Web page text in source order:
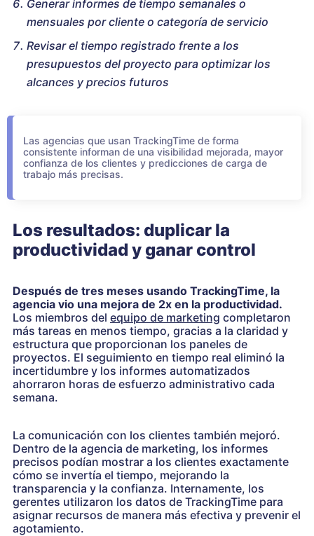
Generar informes de tiempo semanales o
mensuales por cliente o categoría de servicio
Revisar el tiempo registrado frente a los
presupuestos del proyecto para optimizar los
alcances y precios futuros
Las agencias que usan TrackingTime de forma
consistente informan de una visibilidad mejorada, mayor
confianza de los clientes y predicciones de carga de
trabajo más precisas.
Los resultados: duplicar la
productividad y ganar control
Después de tres meses usando TrackingTime, la
agencia vio una mejora de 2x en la productividad.
Los miembros del equipo de marketing completaron
más tareas en menos tiempo, gracias a la claridad y
estructura que proporcionan los paneles de
proyectos. El seguimiento en tiempo real eliminó la
incertidumbre y los informes automatizados
ahorraron horas de esfuerzo administrativo cada
semana.
La comunicación con los clientes también mejoró.
Dentro de la agencia de marketing, los informes
precisos podían mostrar a los clientes exactamente
cómo se invertía el tiempo, mejorando la
transparencia y la confianza. Internamente, los
gerentes utilizaron los datos de TrackingTime para
asignar recursos de manera más efectiva y prevenir el
agotamiento.